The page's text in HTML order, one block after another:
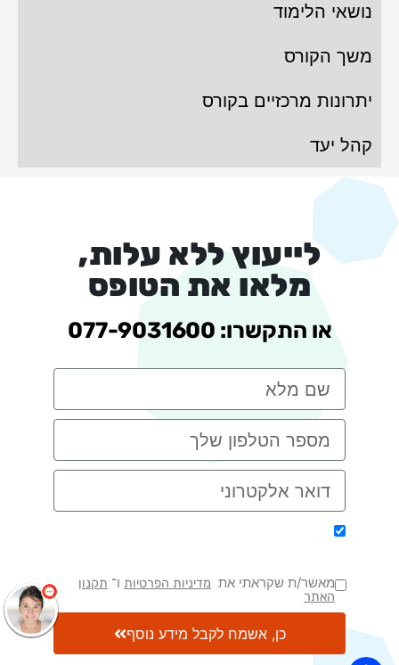
נושאי הלימוד
משך הקורס
יתרונות מרכזיים בקורס
קהל יעד
לייעוץ ללא עלות,
מלאו את הטופס
או התקשרו: 077-9031600
מאשר/ת שקראתי את מדיניות הפרטיות ו־ תקנון
האתר
כן, אשמח לקבל מידע נוסף
הצ'אטבוט של האתר!